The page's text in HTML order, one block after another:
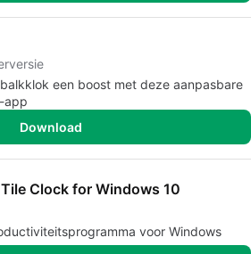
een boost met deze aanpasbare
app
Download
Clock for Windows 10
voor Windows